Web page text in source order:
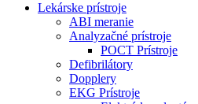
Lekárske prístroje
ABI meranie
Analyzačné prístroje
POCT Prístroje
Defibrilátory
Dopplery
EKG Prístroje